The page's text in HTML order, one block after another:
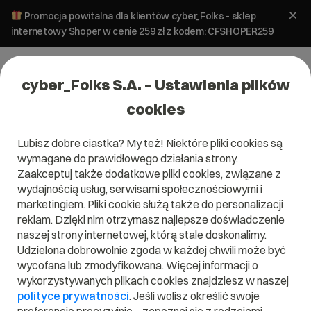
Promocja powitalna dla klientów cyber_Folks - sklep
internetowy Shoper w cenie 259 zł z kodem: CFSHOPER259
Czym jest E-mail marketing?
Przeczytaj czym jestE-mail marketingw naszym słowniku.
Pomoże Ci to lepiej zrozumieć, czym dokładnie jestE-mail
cyber_Folks S.A. – Ustawienia plików
cookies
Lubisz dobre ciastka? My też! Niektóre pliki cookies są
wymagane do prawidłowego działania strony.
Zaakceptuj także dodatkowe pliki cookies, związane z
wydajnością usług, serwisami społecznościowymi i
marketingiem. Pliki cookie służą także do personalizacji
reklam. Dzięki nim otrzymasz najlepsze doświadczenie
naszej strony internetowej, którą stale doskonalimy.
Udzielona dobrowolnie zgoda w każdej chwili może być
wycofana lub zmodyfikowana. Więcej informacji o
wykorzystywanych plikach cookies znajdziesz w naszej
polityce prywatności. Jeśli wolisz określić swoje